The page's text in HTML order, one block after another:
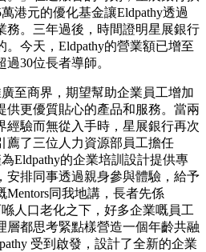
港元的優化基金讓Eldpathy透過
務。三年過後，時間證明星展銀行
今天，Eldpathy的營業額已增至
30位長者導師。
至商界，期望幫助企業員工增加
供更優質貼心的產品和服務。當兩
經驗而無從入手時，星展銀行再次
薦了三位人力資源部員工擔任
Eldpathy的企業培訓設計提供專
安排同事透過親身參與體驗，給予
同我地講，長者先係
人口老化之下，好多企業嘅員工
層都思考緊點樣營造一個年齡共融
受到啟發，設計了全新的企業